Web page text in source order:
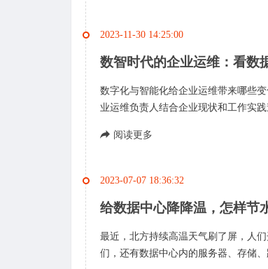
2023-11-30 14:25:00
数智时代的企业运维：看数
数字化与智能化给企业运维带来哪些
业运维负责人结合企业现状和工作实
阅读更多
2023-07-07 18:36:32
给数据中心降降温，怎样节
最近，北方持续高温天气刷了屏，人
们，还有数据中心内的服务器、存储